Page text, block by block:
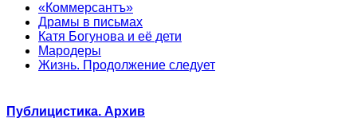
«Коммерсантъ»
Драмы в письмах
Катя Богунова и её дети
Мародеры
Жизнь. Продолжение следует
Публицистика. Архив